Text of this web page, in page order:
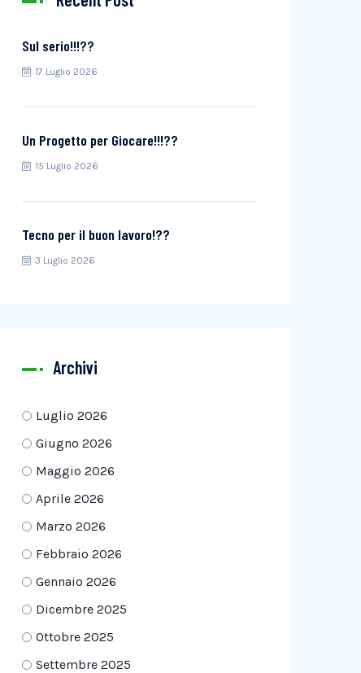
Sul serio!!!??
17 Luglio 2026
Un Progetto per Giocare!!!??
15 Luglio 2026
Tecno per il buon lavoro!??
3 Luglio 2026
Archivi
Luglio 2026
Giugno 2026
Maggio 2026
Aprile 2026
Marzo 2026
Febbraio 2026
Gennaio 2026
Dicembre 2025
Ottobre 2025
Settembre 2025